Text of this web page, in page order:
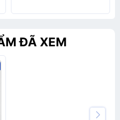
ĐÃ XEM